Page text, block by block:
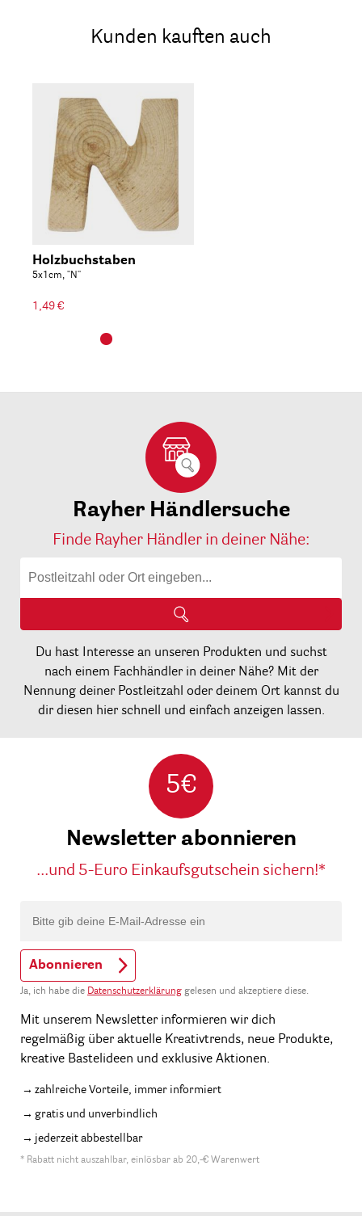
Kunden kauften auch
Holzbuchstaben
5x1cm, ''N''
1,49 €
Rayher Händlersuche
Finde Rayher Händler in deiner Nähe:
Du hast Interesse an unseren Produkten und suchst
nach einem Fachhändler in deiner Nähe? Mit der
Nennung deiner Postleitzahl oder deinem Ort kannst du
dir diesen hier schnell und einfach anzeigen lassen.
5€
Newsletter abonnieren
...und 5-Euro Einkaufsgutschein sichern!*
Abonnieren
Ja, ich habe die Datenschutzerklärung gelesen und akzeptiere diese.
Mit unserem Newsletter informieren wir dich
regelmäßig über aktuelle Kreativtrends, neue Produkte,
kreative Bastelideen und exklusive Aktionen.
zahlreiche Vorteile, immer informiert
gratis und unverbindlich
jederzeit abbestellbar
* Rabatt nicht auszahlbar, einlösbar ab 20,-€ Warenwert